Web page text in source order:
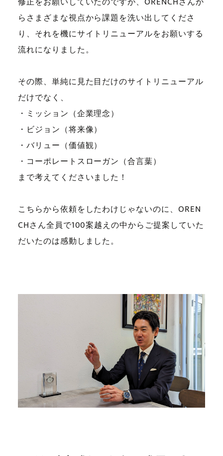
修正をお願いしていたのですが、ORENCHさんか
らさまざまな視点から課題を洗い出してくださ
り、それを機にサイトリニューアルをお願いする
流れになりました。
その際、単純に見た目だけのサイトリニューアル
だけでなく、
・ミッション（企業理念）
・ビジョン（将来像）
・バリュー（価値観）
・コーポレートスローガン（合言葉）
まで考えてくださいました！
こちらから依頼をしたわけじゃないのに、OREN
CHさん全員で100案越えの中からご提案していた
だいたのは感動しました。